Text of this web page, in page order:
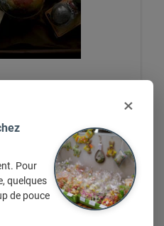
demande
×
Pour
quelques
de pouce